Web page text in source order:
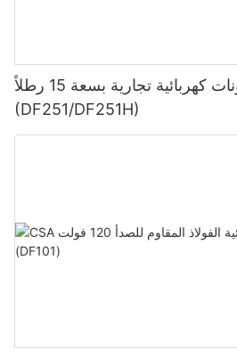
مقلاة دونات كهربائية تجارية بسعة 15 رطلاً
(DF251/DF251H)